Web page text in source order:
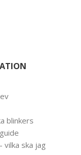
blinkers
vilka ska jag